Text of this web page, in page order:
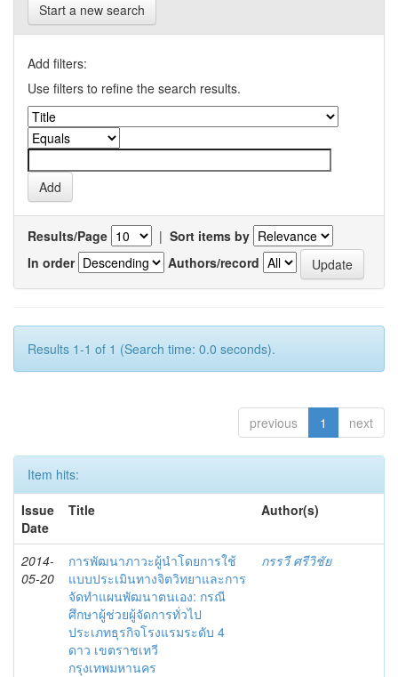
Start a new search
Add filters:
Use filters to refine the search results.
Results/Page | Sort items by
In order
Authors/record
Results 1-1 of 1 (Search time: 0.0 seconds).
previous 1 next
Item hits:
Issue
Date
Title Author(s)
2014-
05-20
การพัฒนาภาวะผู้นำโดยการใช้
แบบประเมินทางจิตวิทยาและการ
จัดทำแผนพัฒนาตนเอง: กรณี
ศึกษาผู้ช่วยผู้จัดการทั่วไป
ประเภทธุรกิจโรงแรมระดับ 4
ดาว เขตราชเทวี
กรุงเทพมหานคร
กรรวี ศรีวิชัย